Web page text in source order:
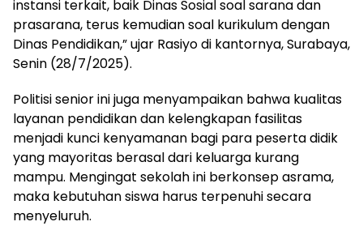
instansi terkait, baik Dinas Sosial soal sarana dan
prasarana, terus kemudian soal kurikulum dengan
Dinas Pendidikan,” ujar Rasiyo di kantornya, Surabaya,
Senin (28/7/2025).
Politisi senior ini juga menyampaikan bahwa kualitas
layanan pendidikan dan kelengkapan fasilitas
menjadi kunci kenyamanan bagi para peserta didik
yang mayoritas berasal dari keluarga kurang
mampu. Mengingat sekolah ini berkonsep asrama,
maka kebutuhan siswa harus terpenuhi secara
menyeluruh.